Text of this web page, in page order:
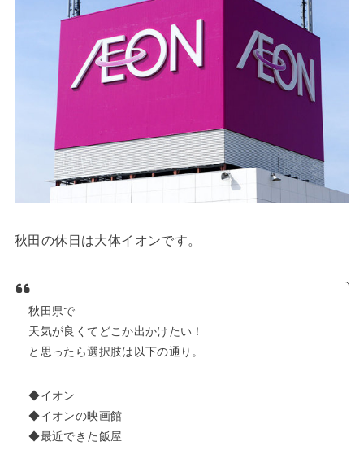
秋田の休日は大体イオンです。
秋田県で
天気が良くてどこか出かけたい！
と思ったら選択肢は以下の通り。
◆イオン
◆イオンの映画館
◆最近できた飯屋